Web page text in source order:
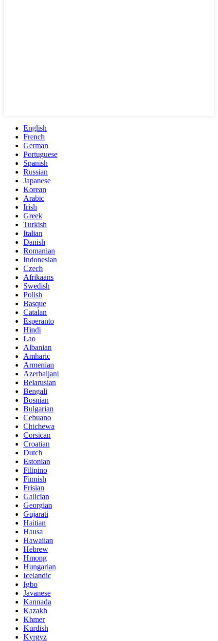
English
French
German
Portuguese
Spanish
Russian
Japanese
Korean
Arabic
Irish
Greek
Turkish
Italian
Danish
Romanian
Indonesian
Czech
Afrikaans
Swedish
Polish
Basque
Catalan
Esperanto
Hindi
Lao
Albanian
Amharic
Armenian
Azerbaijani
Belarusian
Bengali
Bosnian
Bulgarian
Cebuano
Chichewa
Corsican
Croatian
Dutch
Estonian
Filipino
Finnish
Frisian
Galician
Georgian
Gujarati
Haitian
Hausa
Hawaiian
Hebrew
Hmong
Hungarian
Icelandic
Igbo
Javanese
Kannada
Kazakh
Khmer
Kurdish
Kyrgyz